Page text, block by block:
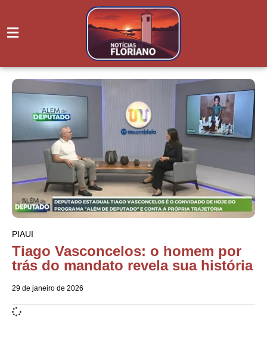
PIAUI
Tiago Vasconcelos: o homem por
trás do mandato revela sua história
29 de janeiro de 2026